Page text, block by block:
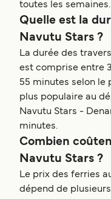
toutes les semaines.
Quelle est la
Navutu Stars ?
La durée des
est comprise entre
55 minutes selon le
plus populaire au
Navutu Stars -
minutes.
Combien
Navutu Stars ?
Le prix des ferries
dépend de